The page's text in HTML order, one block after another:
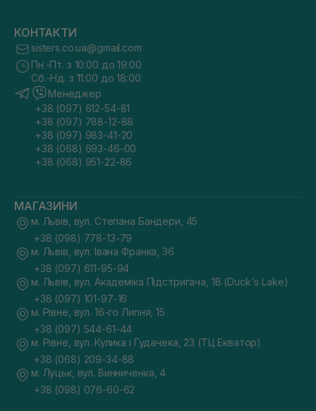
КОНТАКТИ
sisters.co.ua@gmail.com
Пн.-Пт. з 10:00 до 19:00
Сб.-Нд. з 11:00 до 18:00
Менеджер
+38 (097) 612-54-81
+38 (097) 788-12-88
+38 (097) 983-41-20
+38 (068) 693-46-00
+38 (068) 951-22-86
МАГАЗИНИ
м. Львів, вул. Степана Бандери, 45
+38 (098) 778-13-79
м. Львів, вул. Івана Франка, 36
+38 (097) 611-95-94
м. Львів, вул. Академіка Підстригача, 1В (Duck's Lake)
+38 (097) 101-97-16
м. Рівне, вул. 16-го Липня, 15
+38 (097) 544-61-44
м. Рівне, вул. Кулика і Гудачека, 23 (ТЦ Екватор)
+38 (068) 209-34-88
м. Луцьк, вул. Винниченка, 4
+38 (098) 076-60-62